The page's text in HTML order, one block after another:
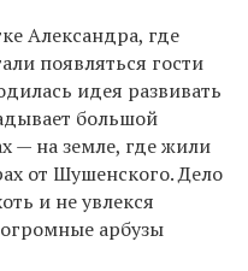
Александра, где
появляться гости
идея развивать
большой
— на земле, где жили
от Шушенского. Дело
и не увлекся
арбузы